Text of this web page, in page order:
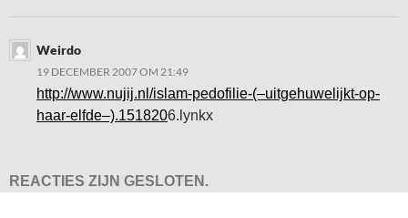
Weirdo
19 DECEMBER 2007 OM 21:49
http://www.nujij.nl/islam-pedofilie-(–uitgehuwelijkt-op-
haar-elfde–).1518206.lynkx
REACTIES ZIJN GESLOTEN.